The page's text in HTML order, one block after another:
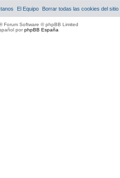
Borrar todas las cookies del sitio
El Equipo
Forum Software © phpBB Limited
porphpBB España